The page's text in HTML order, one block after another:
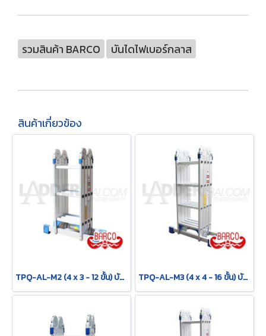
รวมสินค้า BARCO บันไดไฟเบอร์กลาส
สินค้าเกี่ยวข้อง
TPQ-AL-M2 (4 x 3 - 12 ขั้น) บันไดอเนกประสงค์อลูมิเนียม กาง พาด ทรง M "รุ่นข้อใหญ่" รุ่น M2 ขนาด 4 x 3 (12 ขั้น) BARCO TPQ-AL-M3 (4 x 4 - 16 ขั้น) บันไดอเนกประสงค์อลูมิเนียม กาง พาด ทรง M "รุ่นข้อใหญ่" รุ่น M3 ขนาด 4 x 4 (16 ขั้น) BARCO